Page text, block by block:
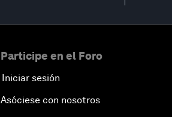
Participe en el Foro
Iniciar sesión
Asóciese con nosotros